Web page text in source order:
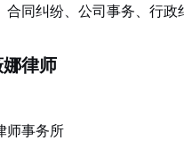
同纠纷、公司事务、行政
律师
师事务所